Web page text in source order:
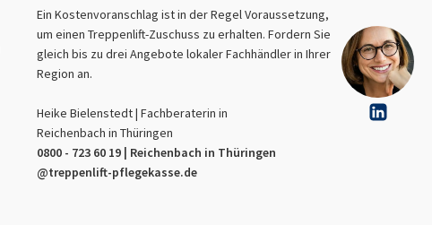
Ein Kostenvoranschlag ist in der Regel Voraussetzung,
um einen Treppenlift-Zuschuss zu erhalten. Fordern Sie
gleich bis zu drei Angebote lokaler Fachhändler in Ihrer
Region an.
Heike Bielenstedt | Fachberaterin in
Reichenbach in Thüringen
0800 - 723 60 19 | Reichenbach in Thüringen
@treppenlift-pflegekasse.de